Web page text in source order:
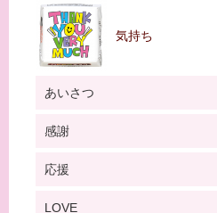
気持ち
あいさつ
感謝
応援
LOVE